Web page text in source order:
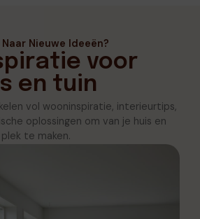
Naar Nieuwe Ideeën?
voor
en tuin
vol wooninspiratie, interieurtips,
oplossingen om van je huis en
te maken.